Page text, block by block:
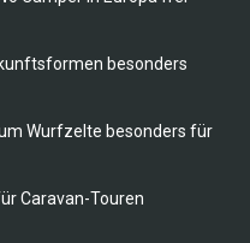
besonders
Wurfzelte besonders für
Caravan-Touren